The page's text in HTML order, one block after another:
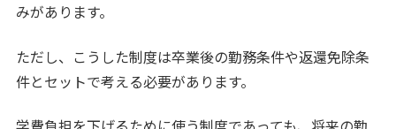
みがあります。
ただし、こうした制度は卒業後の勤務条件や返還免除条
件とセットで考える必要があります。